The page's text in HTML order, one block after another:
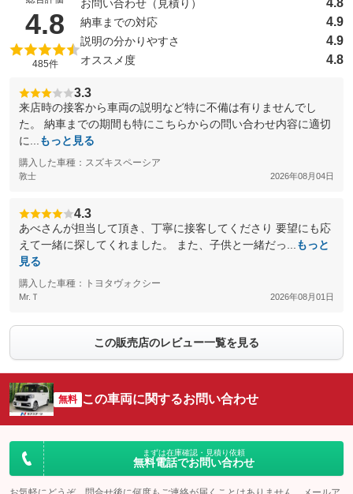
4.8 （5点満点中）
485件
お問い合わせ（見積り） 4.8
納車までの対応 4.9
説明の分かりやすさ 4.9
オススメ度 4.8
3.3
来店時の接客から車両の説明など特に不備は有りませんでし
た。 納車までの期間も特にこちらからの問い合わせ内容に適切
に...
もっと見る
購入した車種：スズキスペーシア
敦士 2026年08月04日
4.3
あべさんが担当して頂き、丁寧に接客してくださり 要望にも応
えて一緒に探してくれました。 また、子供と一緒だっ...
もっと
見る
購入した車種：トヨタヴォクシー
Mr.Ｔ 2026年08月01日
この販売店のレビュー一覧を見る
無料 この車両に関するお問い合わせ
まずは在庫確認・見積り依頼
無料電話でお問い合わせ